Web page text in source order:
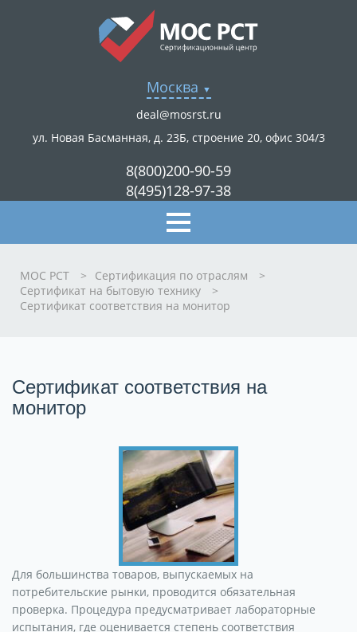
Москва
deal@mosrst.ru
ул. Новая Басманная, д. 23Б, строение 20, офис 304/3
8(800)200-90-59
8(495)128-97-38
МОС РСТ > Сертификация по отраслям
>
Сертификат на бытовую технику
>
Сертификат соответствия на монитор
Сертификат соответствия на
монитор
Для большинства товаров, выпускаемых на
потребительские рынки, проводится обязательная
проверка. Процедура предусматривает лабораторные
испытания, где оценивается степень соответствия